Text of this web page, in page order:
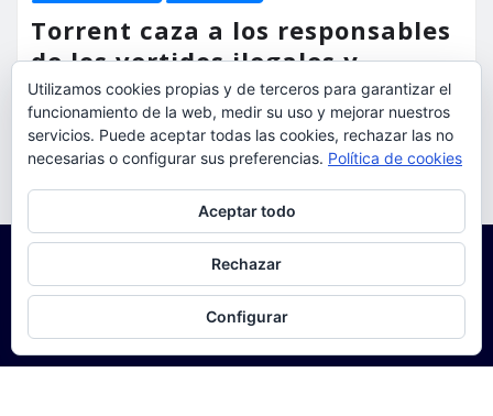
Torrent caza a los responsables
de los vertidos ilegales y
endurece las sanciones
torrent al dia Ago 7, 2026
Utilizamos cookies propias y de terceros para garantizar el
funcionamiento de la web, medir su uso y mejorar nuestros
servicios. Puede aceptar todas las cookies, rechazar las no
necesarias o configurar sus preferencias. Política de cookies
Aceptar todo
Rechazar
Configurar
Para obtener más información, incluido cómo gestionar las cookies,